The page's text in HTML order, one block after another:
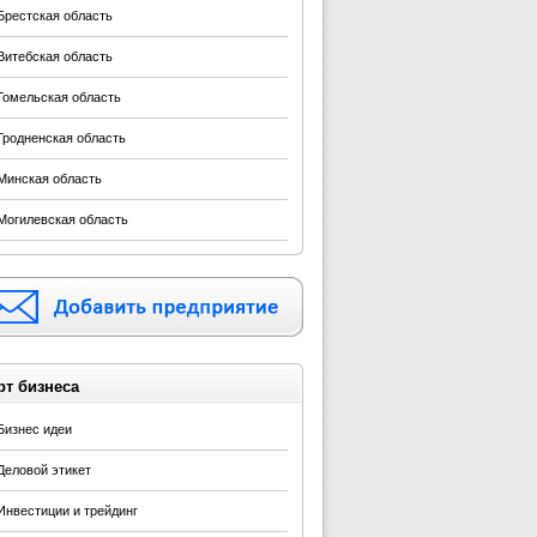
область
область
область
область
область
область
бизнеса
идеи
этикет
и трейдинг